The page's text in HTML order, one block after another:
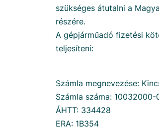
szükséges átutalni a
részére.
A gépjárműadó fizetési
teljesíteni:
Számla megnevezése:
Számla száma:
ÁHTT: 334428
ERA: 1B354